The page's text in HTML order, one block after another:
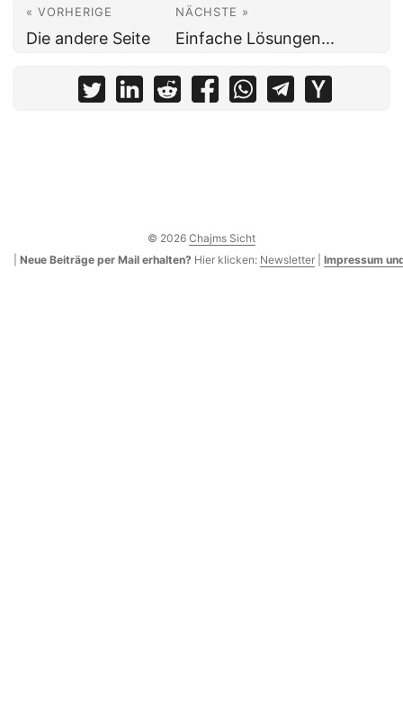
« VORHERIGE
Die andere Seite
NÄCHSTE »
Einfache Lösungen...
© 2026 Chajms Sicht
Neue Beiträge per Mail erhalten? Hier klicken: Newsletter Impressum